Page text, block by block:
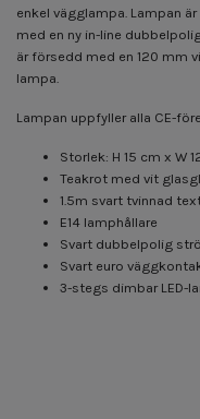
enkel vägglampa. Lampan
med en ny in-line
är försedd med en 120 mm
lampa.
Lampan uppfyller alla CE-
Storlek: H 15 cm x W
Teakrot med vit
1.5m svart tvinnad
E14 lamphållare
Svart dubbelpolig
Svart euro
3-stegs dimbar LED-